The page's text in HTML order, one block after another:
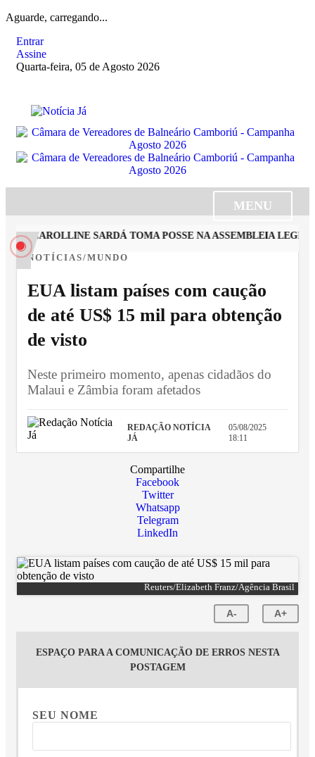
Aguarde, carregando...
Entrar
Assine
Quarta-feira, 05 de Agosto 2026
MENU
CAROLLINE SARDÁ TOMA POSSE NA ASSEMBLEIA
NOTÍCIAS/MUNDO
EUA listam países com caução
de até US$ 15 mil para obtenção
de visto
Neste primeiro momento, apenas cidadãos do
Malaui e Zâmbia foram afetados
REDAÇÃO NOTÍCIA
JÁ
05/08/2025
18:11
Compartilhe
Facebook
Twitter
Whatsapp
Telegram
LinkedIn
Reuters/Elizabeth Franz/Agência Brasil
A- A+
ESPAÇO PARA A COMUNICAÇÃO DE ERROS NESTA
POSTAGEM
SEU NOME